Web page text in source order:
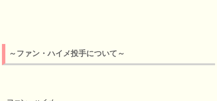
～ファン・ハイメ投手について～